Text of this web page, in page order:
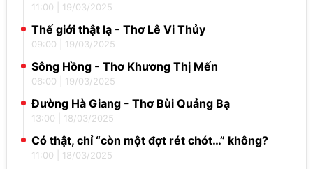
11:00 19/03/2025
Thế giới thật lạ - Thơ Lê Vi Thủy
09:00 19/03/2025
Sông Hồng - Thơ Khương Thị Mến
06:00 19/03/2025
Đường Hà Giang - Thơ Bùi Quảng Bạ
13:00 18/03/2025
Có thật, chỉ “còn một đợt rét chót…” không?
11:00 18/03/2025